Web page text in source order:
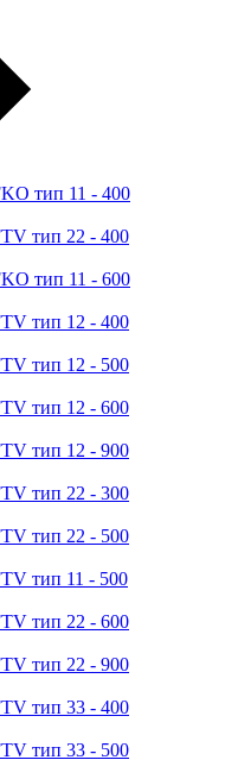
тип 11 - 400
тип 22 - 400
тип 11 - 600
тип 12 - 400
тип 12 - 500
тип 12 - 600
тип 12 - 900
тип 22 - 300
тип 22 - 500
тип 11 - 500
тип 22 - 600
тип 22 - 900
тип 33 - 400
тип 33 - 500